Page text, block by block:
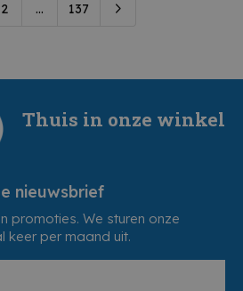
2 ... 137
Thuis in onze winkel
nieuwsbrief
promoties. We sturen onze
keer per maand uit.